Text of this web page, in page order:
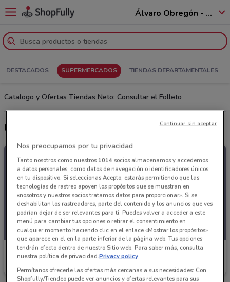
Álvaro Obregón - 01520
DESTACADOS SUPERMERCADOS TIENDAS DEPARTAMENTALES
Catalogo y Ofertas Tiendas Neto: Consultar el Folleto
Últimas ofertas Tiendas Neto
Tiendas Neto
Caduca el 31/08 1.1 km
Nos preocupamos por tu privacidad
Tanto nosotros como nuestros 1014socios almacenamos y accedemos
a datos personales, como datos de navegación o identificadores únicos,
en tu dispositivo. Si seleccionas Acepto, estarás permitiendo que las
tecnologías de rastreo apoyen los propósitos que se muestran en
«nosotros y nuestros socios tratamos datos para proporcionar». Si se
deshabilitan los rastreadores, parte del contenido y los anuncios que ves
podrían dejar de ser relevantes para ti. Puedes volver a acceder a este
menú para cambiar tus opciones o retirar el consentimiento en
cualquier momento haciendo clic en el enlace «Mostrar los propósitos»
que aparece en el en la parte inferior de la página web. Tus opciones
tendrán efecto dentro de nuestro Sitio web. Para saber más, consulta
nuestra política de privacidad.Privacy policy
Permítanos ofrecerle las ofertas más cercanas a sus necesidades: Con
Shopfully/Tiendeo puede ver anuncios y ofertas relevantes para sus
Continuar sin aceptar